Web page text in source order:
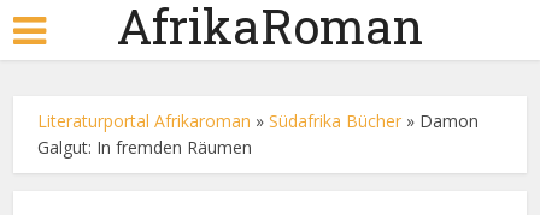
AfrikaRoman
Literaturportal Afrikaroman »Südafrika Bücher » Damon
Galgut: In fremden Räumen